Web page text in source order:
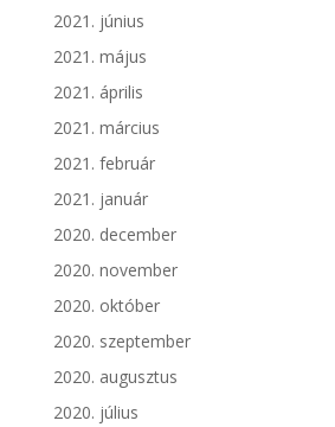
2021. június
2021. május
2021. április
2021. március
2021. február
2021. január
2020. december
2020. november
2020. október
2020. szeptember
2020. augusztus
2020. július